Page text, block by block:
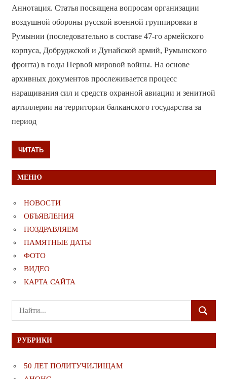
Аннотация. Статья посвящена вопросам организации
воздушной обороны русской военной группировки в
Румынии (последовательно в составе 47-го армейского
корпуса, Добруджской и Дунайской армий, Румынского
фронта) в годы Первой мировой войны. На основе
архивных документов прослеживается процесс
наращивания сил и средств охранной авиации и зенитной
артиллерии на территории балканского государства за
период
ЧИТАТЬ
МЕНЮ
НОВОСТИ
ОБЪЯВЛЕНИЯ
ПОЗДРАВЛЯЕМ
ПАМЯТНЫЕ ДАТЫ
ФОТО
ВИДЕО
КАРТА САЙТА
Поиск
для:
ПОИСК
РУБРИКИ
50 ЛЕТ ПОЛИТУЧИЛИЩАМ